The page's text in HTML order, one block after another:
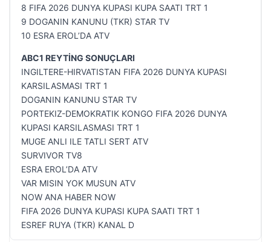
8 FIFA 2026 DUNYA KUPASI KUPA SAATI TRT 1
9 DOGANIN KANUNU (TKR) STAR TV
10 ESRA EROL’DA ATV
ABC1 REYTİNG SONUÇLARI
INGILTERE-HIRVATISTAN FIFA 2026 DUNYA KUPASI
KARSILASMASI TRT 1
DOGANIN KANUNU STAR TV
PORTEKIZ-DEMOKRATIK KONGO FIFA 2026 DUNYA
KUPASI KARSILASMASI TRT 1
MUGE ANLI ILE TATLI SERT ATV
SURVIVOR TV8
ESRA EROL’DA ATV
VAR MISIN YOK MUSUN ATV
NOW ANA HABER NOW
FIFA 2026 DUNYA KUPASI KUPA SAATI TRT 1
ESREF RUYA (TKR) KANAL D